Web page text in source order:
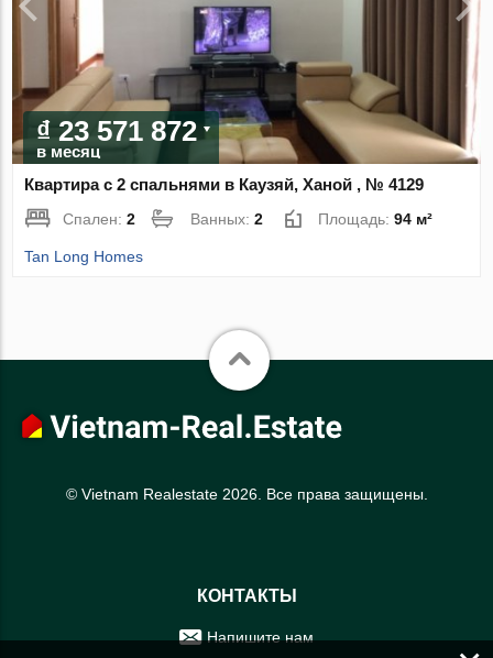
₫ 23 571 872
в месяц
Квартира с 2 спальнями в Каузяй, Ханой , № 4129
Спален:2 Ванных:2 Площадь:94 м²
Tan Long Homes
© Vietnam Realestate 2026. Все права защищены.
КОНТАКТЫ
Напишите нам